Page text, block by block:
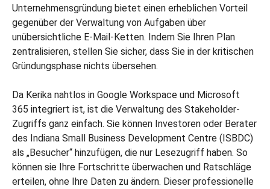
Unternehmensgründung bietet einen erheblichen Vorteil
gegenüber der Verwaltung von Aufgaben über
unübersichtliche E-Mail-Ketten. Indem Sie Ihren Plan
zentralisieren, stellen Sie sicher, dass Sie in der kritischen
Gründungsphase nichts übersehen.
Da Kerika nahtlos in Google Workspace und Microsoft
365 integriert ist, ist die Verwaltung des Stakeholder-
Zugriffs ganz einfach. Sie können Investoren oder Berater
des Indiana Small Business Development Centre (ISBDC)
als „Besucher“ hinzufügen, die nur Lesezugriff haben. So
können sie Ihre Fortschritte überwachen und Ratschläge
erteilen, ohne Ihre Daten zu ändern. Dieser professionelle